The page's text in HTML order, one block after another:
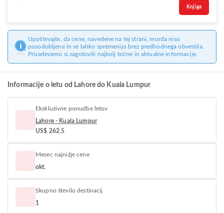
Knjiga
Upoštevajte, da cene, navedene na tej strani, morda niso
posodobljene in se lahko spremenijo brez predhodnega obvestila.
Prizadevamo si zagotoviti najbolj točne in aktualne informacije.
Informacije o letu od Lahore do Kuala Lumpur
Ekskluzivne ponudbe letov
Lahore - Kuala Lumpur
US$ 262.5
Mesec najnižje cene
okt.
Skupno število destinacij
1